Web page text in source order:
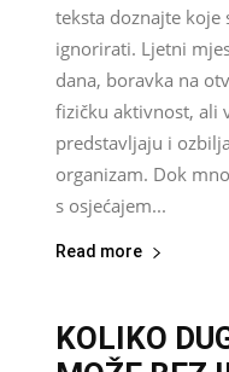
teksta doznajte
ignorirati. Ljetni
dana, boravka na
fizičku aktivnost, ali
predstavljaju i
organizam. Dok
s osjećajem...
Read more
KOLIKO